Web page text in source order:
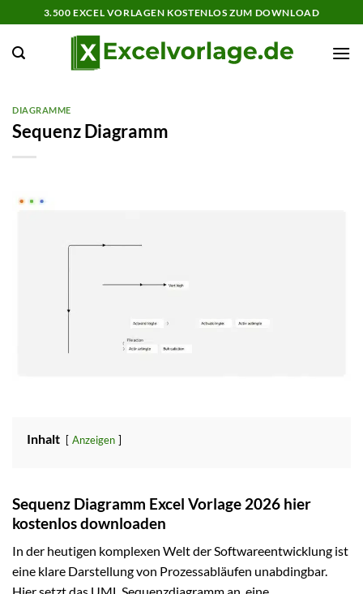
Inhalt
springen
3.500 EXCEL VORLAGEN KOSTENLOS ZUM DOWNLOAD
DIAGRAMME
Sequenz Diagramm
Inhalt Anzeigen
Sequenz Diagramm Excel Vorlage 2026 hier
kostenlos downloaden
In der heutigen komplexen Welt der Softwareentwicklung ist
eine klare Darstellung von Prozessabläufen unabdingbar.